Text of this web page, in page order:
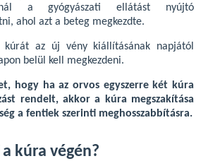
a gyógyászati ellátást nyújtó
ahol azt a beteg megkezdte.
kúrát az új vény kiállításának napjától
belül kell megkezdeni.
hogy ha az orvos egyszerre két kúra
rendelt, akkor a kúra megszakítása
a fentiek szerinti meghosszabbításra.
kúra végén?